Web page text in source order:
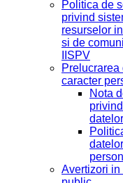
Politica de
privind
resurselor
si de
IISPV
Prelucrarea
caracter
Nota
Avertizori in